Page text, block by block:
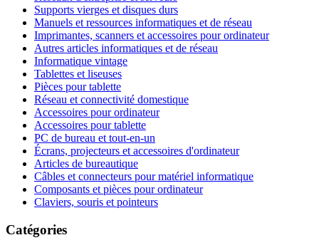
Supports vierges et disques durs
Manuels et ressources informatiques et de réseau
Imprimantes, scanners et accessoires pour ordinateur
Autres articles informatiques et de réseau
Informatique vintage
Tablettes et liseuses
Pièces pour tablette
Réseau et connectivité domestique
Accessoires pour ordinateur
Accessoires pour tablette
PC de bureau et tout-en-un
Écrans, projecteurs et accessoires d'ordinateur
Articles de bureautique
Câbles et connecteurs pour matériel informatique
Composants et pièces pour ordinateur
Claviers, souris et pointeurs
Catégories